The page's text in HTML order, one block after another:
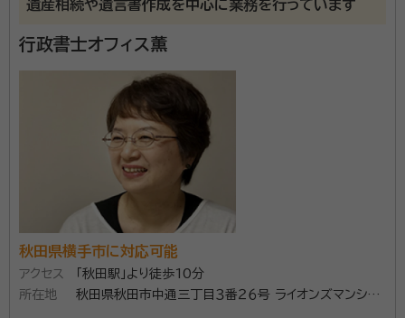
遺産分割協議書の作成、相続人の調査、自動車の相続な
行政書士、日商簿記2級、建設業経理検定2級、甲種防火管
理者ほか
遺産相続や遺言書作成を中心に業務を行っています
行政書士オフィス薫
秋田県横手市に対応可能
アクセス
「秋田駅」より徒歩10分
所在地
秋田県秋田市中通三丁目３番２６号 ライオンズマンショ